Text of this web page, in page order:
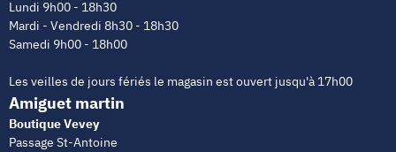
Lundi 9h00 - 18h30
Mardi - Vendredi 8h30 - 18h30
Samedi 9h00 - 18h00
Les veilles de jours fériés le magasin est ouvert jusqu'à 17h00
Amiguet martin
Boutique Vevey
Passage St-Antoine